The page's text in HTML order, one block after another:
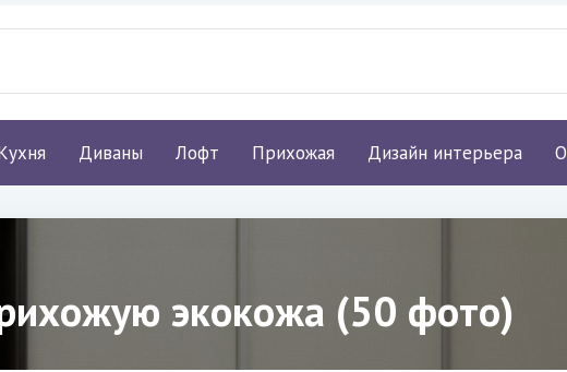
Диваны Лофт Прихожая Дизайн интерьера
экокожа (50 фото)